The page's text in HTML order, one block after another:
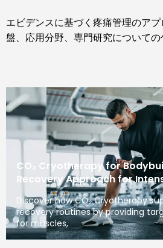
エビデンスに基づく疼痛管理のア
盤、応用分野、専門研究についての
CO₂ Cryotherapy for
Recovery Approach for
Discover how CO₂ Cryotherapy
recovery routines by providing
for muscles,